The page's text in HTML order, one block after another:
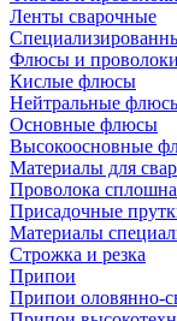
Ленты сварочные
Флюсы и проволоки
Кислые флюсы
Нейтральные
Основные флюсы
Высокоосновные
Материалы для
Проволока
Присадочные
Материалы
Строжка и резка
Припои
Припои оловянно-